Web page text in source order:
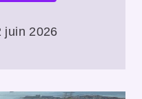
juin 2026